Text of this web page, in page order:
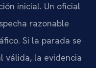
inicial. Un oficial
razonable
Si la parada se
válida, la evidencia